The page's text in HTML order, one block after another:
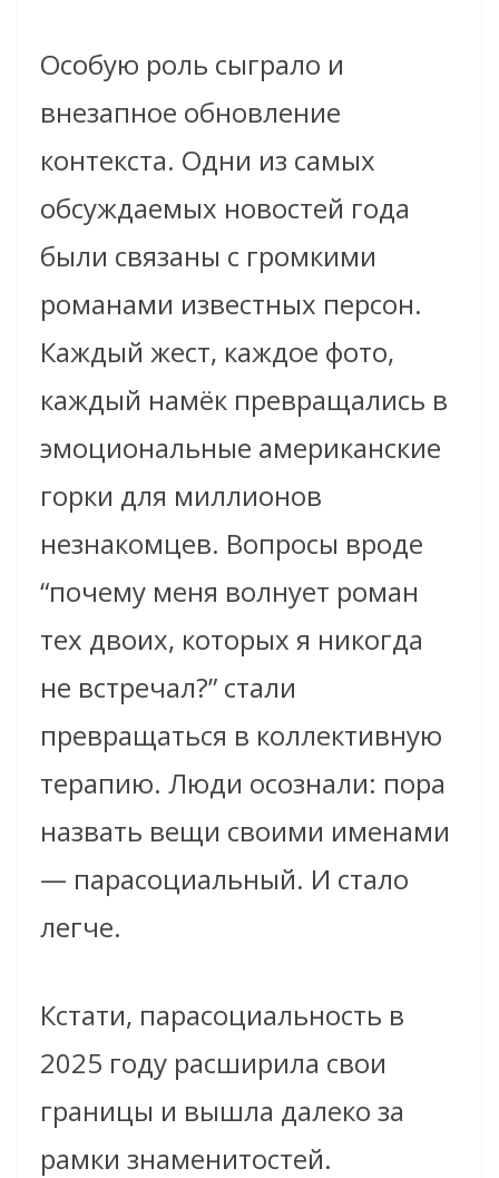
Особую роль сыграло и
внезапное обновление
контекста. Одни из самых
обсуждаемых новостей года
были связаны с громкими
романами известных персон.
Каждый жест, каждое фото,
каждый намёк превращались в
эмоциональные американские
горки для миллионов
незнакомцев. Вопросы вроде
“почему меня волнует роман
тех двоих, которых я никогда
не встречал?” стали
превращаться в коллективную
терапию. Люди осознали: пора
назвать вещи своими именами
— парасоциальный. И стало
легче.
Кстати, парасоциальность в
2025 году расширила свои
границы и вышла далеко за
рамки знаменитостей.